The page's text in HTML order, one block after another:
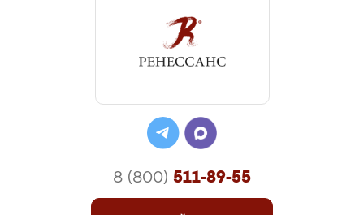
8 (800) 511-89-55